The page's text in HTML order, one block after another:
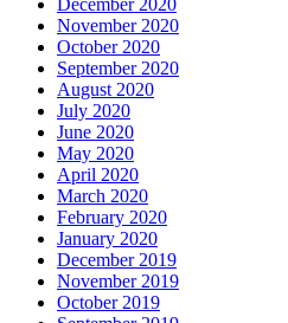
December 2020
November 2020
October 2020
September 2020
August 2020
July 2020
June 2020
May 2020
April 2020
March 2020
February 2020
January 2020
December 2019
November 2019
October 2019